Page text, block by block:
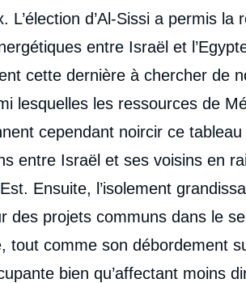
d’Al-Sissi a permis la
entre Israël et
cette dernière à chercher de
lesquelles les ressources de
cependant noircir ce
entre Israël et ses voisins en
Ensuite, l’isolement
des projets communs dans le
tout comme son débordement
bien qu’affectant moins